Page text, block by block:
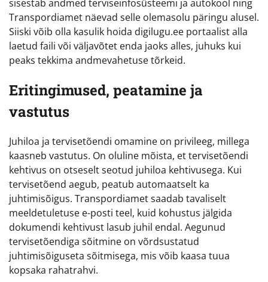
sisestab andmed terviseinfosüsteemi ja autokool ning
Transpordiamet näevad selle olemasolu päringu alusel.
Siiski võib olla kasulik hoida digilugu.ee portaalist alla
laetud faili või väljavõtet enda jaoks alles, juhuks kui
peaks tekkima andmevahetuse tõrkeid.
Eritingimused, peatamine ja
vastutus
Juhiloa ja tervisetõendi omamine on privileeg, millega
kaasneb vastutus. On oluline mõista, et tervisetõendi
kehtivus on otseselt seotud juhiloa kehtivusega. Kui
tervisetõend aegub, peatub automaatselt ka
juhtimisõigus. Transpordiamet saadab tavaliselt
meeldetuletuse e-posti teel, kuid kohustus jälgida
dokumendi kehtivust lasub juhil endal. Aegunud
tervisetõendiga sõitmine on võrdsustatud
juhtimisõiguseta sõitmisega, mis võib kaasa tuua
kopsaka rahatrahvi.